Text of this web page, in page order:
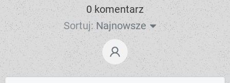
0 komentarz
Sortuj: Najnowsze